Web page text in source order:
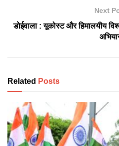
Next
डोईवाला : यूकोस्ट और हिमालयीय
Related Posts